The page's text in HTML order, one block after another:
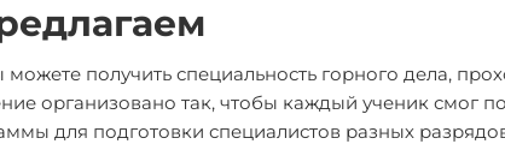
получить специальность горного дела,
организовано так, чтобы каждый ученик смог
для подготовки специалистов разных